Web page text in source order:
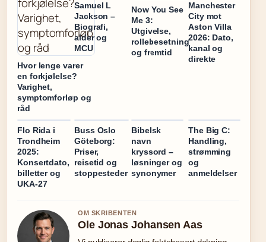
Hvor lenge varer
en forkjølelse?
Varighet,
symptomforløp og
råd
Samuel L
Jackson –
Biografi,
alder og
MCU
Now You See
Me 3:
Utgivelse,
rollebesetning
og fremtid
Manchester
City mot
Aston Villa
2026: Dato,
kanal og
direkte
Flo Rida i
Trondheim
2025:
Konsertdato,
billetter og
UKA-27
Buss Oslo
Göteborg:
Priser,
reisetid og
stoppesteder
Bibelsk
navn
kryssord –
løsninger og
synonymer
The Big C:
Handling,
strømming
og
anmeldelser
OM SKRIBENTEN
Ole Jonas Johansen Aas